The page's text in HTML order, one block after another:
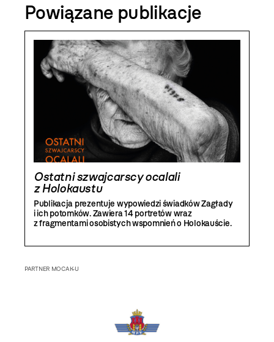
Powiązane publikacje
Ostatni szwajcarscy ocalali
z Holokaustu
Publikacja prezentuje wypowiedzi świadków Zagłady
i ich potomków. Zawiera 14 portretów wraz
z fragmentami osobistych wspomnień o Holokauście.
PARTNER MOCAK-U